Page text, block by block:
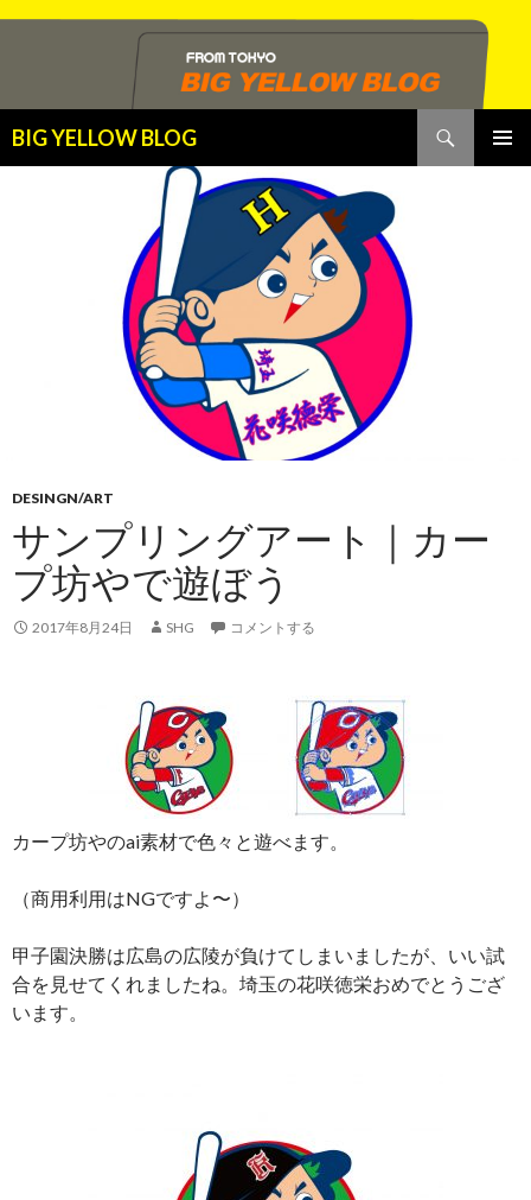
BIG YELLOW BLOG
索
DESINGN/ART
サンプリングアート｜カー
プ坊やで遊ぼう
2017年8月24日 SHG コメントする
カープ坊やのai素材で色々と遊べます。
（商用利用はNGですよ〜）
甲子園決勝は広島の広陵が負けてしまいましたが、いい試
合を見せてくれましたね。埼玉の花咲徳栄おめでとうござ
います。